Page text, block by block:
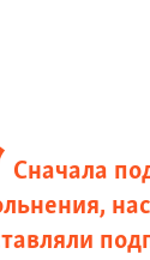
Сначала
нас